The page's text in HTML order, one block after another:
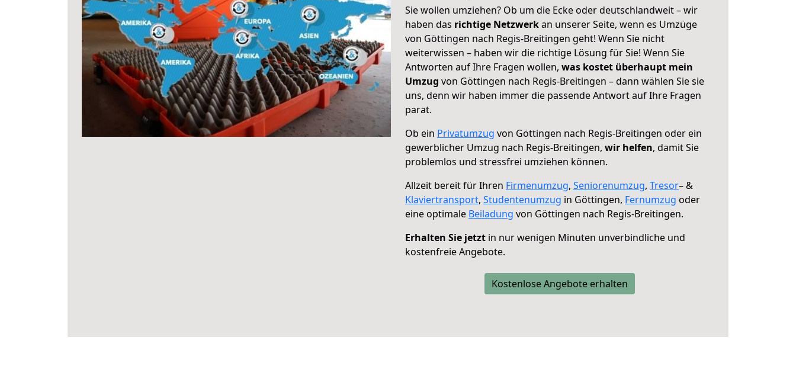
Sie wollen umziehen? Ob um die Ecke oder deutschlandweit – wir
haben das richtige Netzwerkan unserer Seite, wenn es Umzüge
von Göttingen nach Regis-Breitingen geht! Wenn Sie nicht
weiterwissen – haben wir die richtige Lösung für Sie! Wenn Sie
Antworten auf Ihre Fragen wollen, was kostet überhaupt mein
Umzug von Göttingen nach Regis-Breitingen – dann wählen Sie sie
uns, denn wir haben immer die passende Antwort auf Ihre Fragen
parat.
Ob ein Privatumzug von Göttingen nach Regis-Breitingen oder ein
gewerblicher Umzug nach Regis-Breitingen, wir helfen, damit Sie
problemlos und stressfrei umziehen können.
Allzeit bereit für Ihren Firmenumzug, Seniorenumzug, Tresor– &
Klaviertransport, Studentenumzug in Göttingen, Fernumzug oder
eine optimale Beiladung von Göttingen nach Regis-Breitingen.
Erhalten Sie jetzt in nur wenigen Minuten unverbindliche und
kostenfreie Angebote.
Kostenlose Angebote erhalten